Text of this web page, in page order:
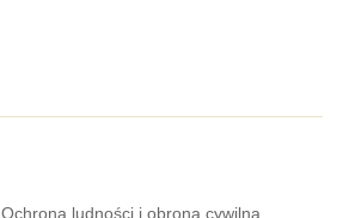
Ochrona ludności i obrona cywilna